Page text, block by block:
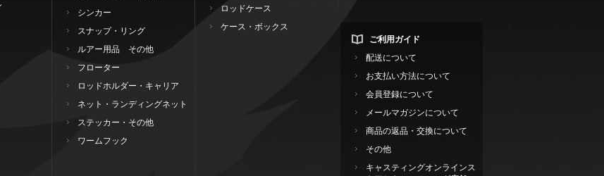
シンカー
スナップ・リング
ルアー用品 その他
フローター
ロッドホルダー・キャリア
ネット・ランディングネット
ステッカー・その他
ワームフック
ロッドケース
ケース・ボックス
ご利用ガイド
配送について
お支払い方法について
会員登録について
メールマガジンについて
商品の返品・交換について
その他
キャスティングオンラインス